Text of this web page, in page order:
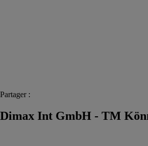
Partager :
Dimax Int GmbH - TM